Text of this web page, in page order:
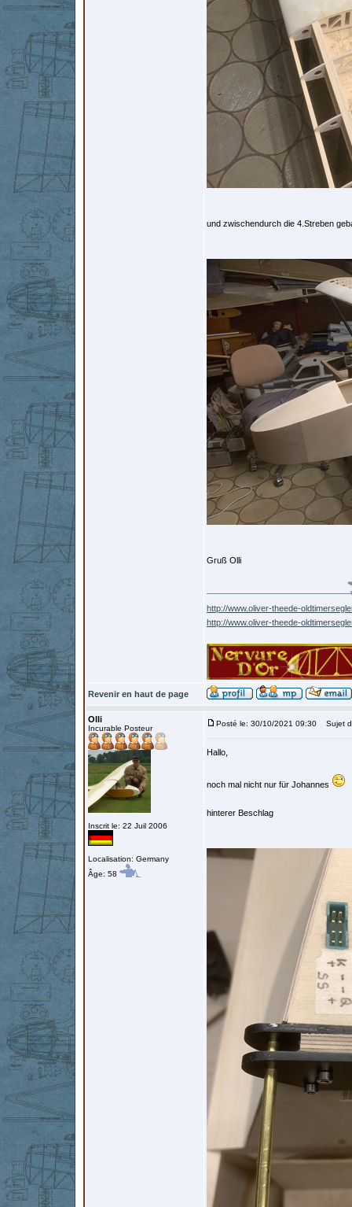
und zwischendurch die 4.Streben
Gruß Olli
http://www.oliver-theede-
http://www.oliver-theede-
Revenir en haut de page
Olli
Incurable Posteur
Inscrit le: 22 Juil 2006
Localisation: Germany
Âge: 58
Posté le: 30/10/2021 09:30 Sujet
Hallo,
noch mal nicht nur für Johannes
hinterer Beschlag